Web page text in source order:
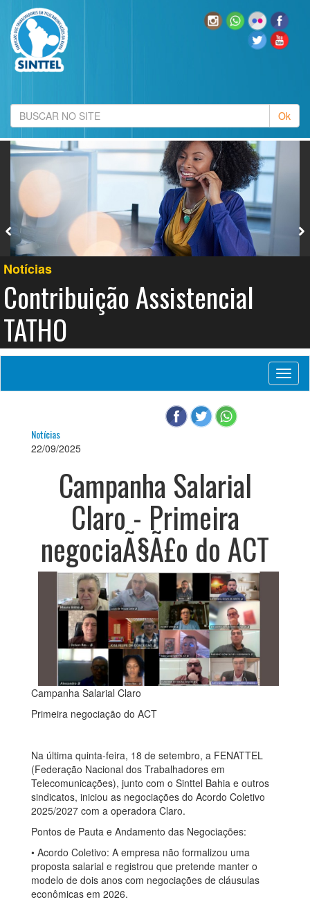
Notícias
Contribuição Assistencial
TATHO
Notícias
22/09/2025
Campanha Salarial
Claro - Primeira
negociaÃ§Ã£o do ACT
Campanha Salarial Claro
Primeira negociação do ACT
Na última quinta-feira, 18 de setembro, a FENATTEL
(Federação Nacional dos Trabalhadores em
Telecomunicações), junto com o Sinttel Bahia e outros
sindicatos, iniciou as negociações do Acordo Coletivo
2025/2027 com a operadora Claro.
Pontos de Pauta e Andamento das Negociações:
• Acordo Coletivo: A empresa não formalizou uma
proposta salarial e registrou que pretende manter o
modelo de dois anos com negociações de cláusulas
econômicas em 2026.